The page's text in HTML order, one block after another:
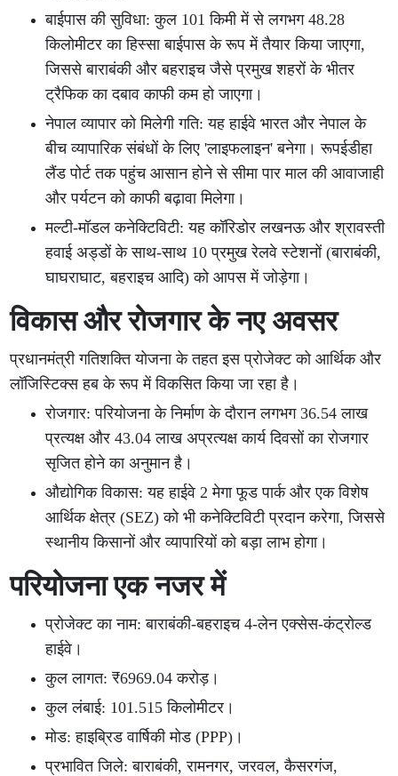
बाईपास की सुविधा: कुल 101 किमी में से लगभग 48.28
किलोमीटर का हिस्सा बाईपास के रूप में तैयार किया जाएगा,
जिससे बाराबंकी और बहराइच जैसे प्रमुख शहरों के भीतर
ट्रैफिक का दबाव काफी कम हो जाएगा।
नेपाल व्यापार को मिलेगी गति: यह हाईवे भारत और नेपाल के
बीच व्यापारिक संबंधों के लिए 'लाइफलाइन' बनेगा। रूपईडीहा
लैंड पोर्ट तक पहुंच आसान होने से सीमा पार माल की आवाजाही
और पर्यटन को काफी बढ़ावा मिलेगा।
मल्टी-मॉडल कनेक्टिविटी: यह कॉरिडोर लखनऊ और श्रावस्ती
हवाई अड्डों के साथ-साथ 10 प्रमुख रेलवे स्टेशनों (बाराबंकी,
घाघराघाट, बहराइच आदि) को आपस में जोड़ेगा।
विकास और रोजगार के नए अवसर
प्रधानमंत्री गतिशक्ति योजना के तहत इस प्रोजेक्ट को आर्थिक और
लॉजिस्टिक्स हब के रूप में विकसित किया जा रहा है।
रोजगार: परियोजना के निर्माण के दौरान लगभग 36.54 लाख
प्रत्यक्ष और 43.04 लाख अप्रत्यक्ष कार्य दिवसों का रोजगार
सृजित होने का अनुमान है।
औद्योगिक विकास: यह हाईवे 2 मेगा फूड पार्क और एक विशेष
आर्थिक क्षेत्र (SEZ) को भी कनेक्टिविटी प्रदान करेगा, जिससे
स्थानीय किसानों और व्यापारियों को बड़ा लाभ होगा।
परियोजना एक नजर में
प्रोजेक्ट का नाम: बाराबंकी-बहराइच 4-लेन एक्सेस-कंट्रोल्ड
हाईवे।
कुल लागत: ₹6969.04 करोड़।
कुल लंबाई: 101.515 किलोमीटर।
मोड: हाइब्रिड वार्षिकी मोड (PPP)।
प्रभावित जिले: बाराबंकी, रामनगर, जरवल, कैसरगंज,